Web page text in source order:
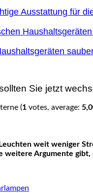
Ausstattung für
Sie jetzt
(1 votes, average:
weitere Argumente